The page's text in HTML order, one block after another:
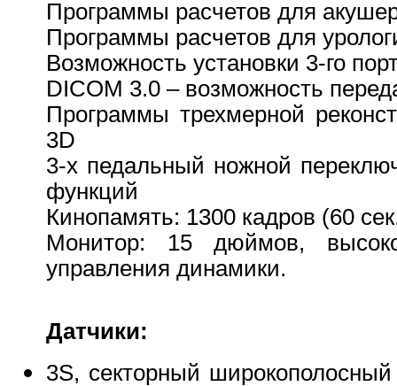
Программы расчетов для
Программы расчетов для
Возможность установки 3-го
DICOM 3.0 – возможность
Программы трехмерной
3D
3-х педальный ножной
функций
Кинопамять: 1300 кадров (60
Монитор: 15 дюймов,
управления динамики.
Датчики:
3S, секторный широкополосный